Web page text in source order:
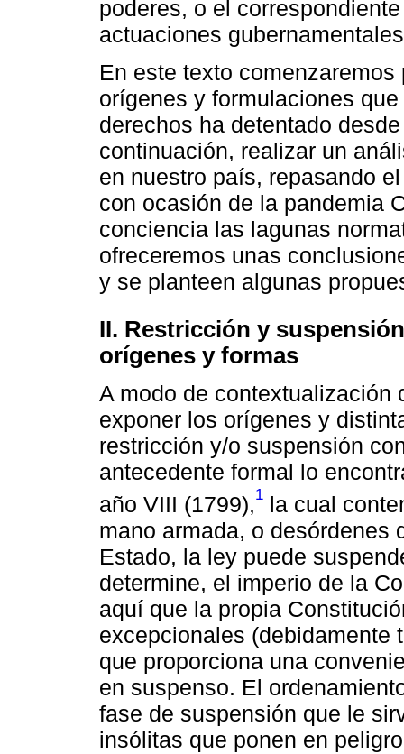
poderes, o el
actuaciones
En este texto
orígenes y formulaciones
derechos ha detentado
continuación, realizar un
en nuestro país, repasando
con ocasión de la pandemia
conciencia las lagunas
ofreceremos unas
y se planteen algunas
II. Restricción y
orígenes y formas
A modo de contextualización
exponer los orígenes y
restricción y/o suspensión
antecedente formal lo
año VIII (1799),1 la cual
mano armada, o desórdenes
Estado, la ley puede
determine, el imperio de la
aquí que la propia
excepcionales (debidamente
que proporciona una
en suspenso. El
fase de suspensión que le
insólitas que ponen en